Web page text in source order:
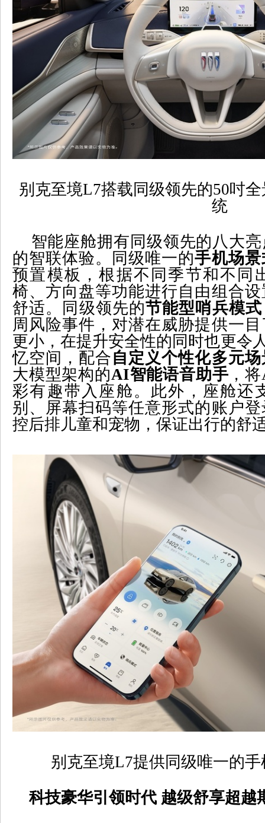
别克至境L7搭载同级领先的50吋全
统
智能座舱拥有同级领先的八大亮
的智联体验。同级唯一的手机场
预置模板，根据不同季节和不同
椅、方向盘等功能进行自由组合
舒适。同级领先的节能型哨兵模式
周风险事件，对潜在威胁提供一
更小，在提升安全性的同时也更令
忆空间，配合自定义个性化多元
大模型架构的AI智能语音助手 ，将
彩有趣带入座舱。此外，座舱还
别、屏幕扫码等任意形式的账户
控后排儿童和宠物，保证出行的舒
别克至境L7提供同级唯一的
科技豪华引领时代 越级舒享超越